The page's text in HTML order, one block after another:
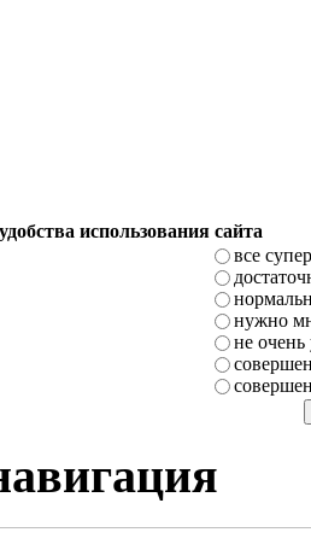
использования сайта
все супер
нужно
не очень